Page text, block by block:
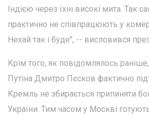
Індією через їхні високі мита. Так
практично не співпрацюють у
Нехай так і буде", -- висловився
Крім того, як повідомлялось
Путіна Дмитро Пєсков фактично
Кремль не збирається припиняти
України. Тим часом у Москві